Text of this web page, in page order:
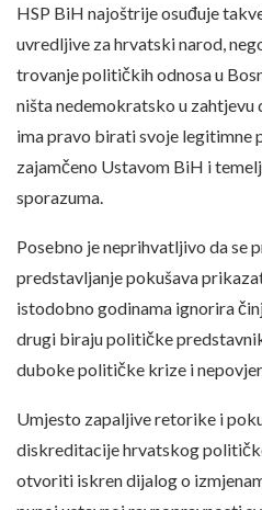
HSP BiH najoštrije osuđuje
uvredljive za hrvatski narod,
trovanje političkih odnosa u
ništa nedemokratsko u
ima pravo birati svoje legitimne
zajamčeno Ustavom BiH i
sporazuma.
Posebno je neprihvatljivo da se
predstavljanje pokušava
istodobno godinama ignorira
drugi biraju političke
duboke političke krize i
Umjesto zapaljive retorike i
diskreditacije hrvatskog
otvoriti iskren dijalog o